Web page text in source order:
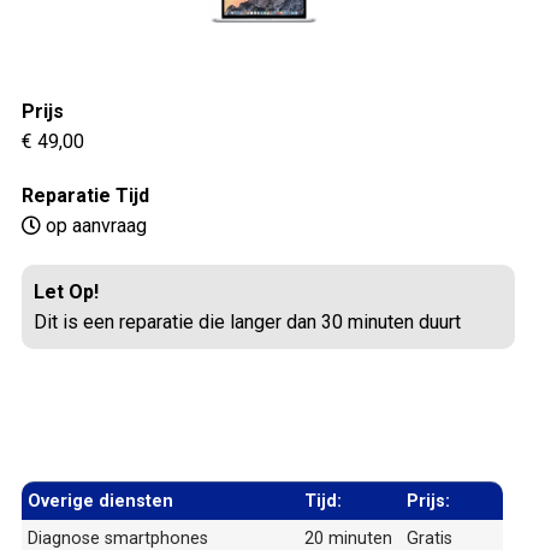
Prijs
€ 49,00
Reparatie Tijd
op aanvraag
Let Op!
Dit is een reparatie die langer dan 30 minuten duurt
Overige diensten Tijd:
Prijs:
Diagnose smartphones
20 minuten
Gratis